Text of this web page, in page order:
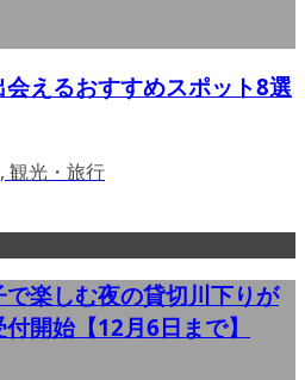
えるおすすめスポット8選
, 観光・旅行
楽しむ夜の貸切川下りが
開始【12月6日まで】